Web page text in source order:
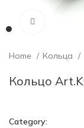
Home Кольца
Кольцо
Category: